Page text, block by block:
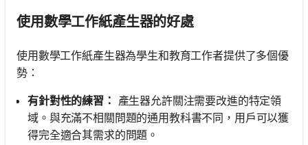
使用數學工作紙產生器的好處
使用數學工作紙產生器為學生和教育工作者提供了多個優
勢：
有針對性的練習： 產生器允許關注需要改進的特定領
域。與充滿不相關問題的通用教科書不同，用戶可以獲
得完全適合其需求的問題。